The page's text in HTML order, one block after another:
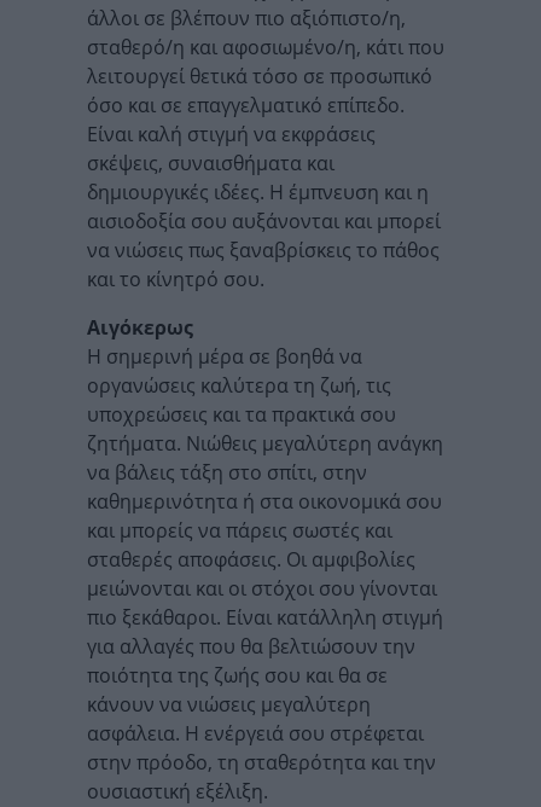
άλλοι σε βλέπουν πιο αξιόπιστο/η,
σταθερό/η και αφοσιωμένο/η, κάτι που
λειτουργεί θετικά τόσο σε προσωπικό
όσο και σε επαγγελματικό επίπεδο.
Είναι καλή στιγμή να εκφράσεις
σκέψεις, συναισθήματα και
δημιουργικές ιδέες. Η έμπνευση και η
αισιοδοξία σου αυξάνονται και μπορεί
να νιώσεις πως ξαναβρίσκεις το πάθος
και το κίνητρό σου.
Αιγόκερως
Η σημερινή μέρα σε βοηθά να
οργανώσεις καλύτερα τη ζωή, τις
υποχρεώσεις και τα πρακτικά σου
ζητήματα. Νιώθεις μεγαλύτερη ανάγκη
να βάλεις τάξη στο σπίτι, στην
καθημερινότητα ή στα οικονομικά σου
και μπορείς να πάρεις σωστές και
σταθερές αποφάσεις. Οι αμφιβολίες
μειώνονται και οι στόχοι σου γίνονται
πιο ξεκάθαροι. Είναι κατάλληλη στιγμή
για αλλαγές που θα βελτιώσουν την
ποιότητα της ζωής σου και θα σε
κάνουν να νιώσεις μεγαλύτερη
ασφάλεια. Η ενέργειά σου στρέφεται
στην πρόοδο, τη σταθερότητα και την
ουσιαστική εξέλιξη.